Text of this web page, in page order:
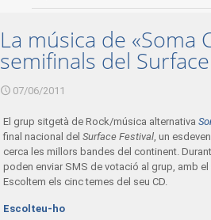
La música de «Soma
semifinals del
07/06/2011
El grup sitgetà de Rock/música alternativa
final nacional delSurface Festival, un
cerca les millors bandes del continent.
poden enviar SMS de votació al grup, amb el
Escoltem els cinc temes del seu CD.
Escolteu-ho